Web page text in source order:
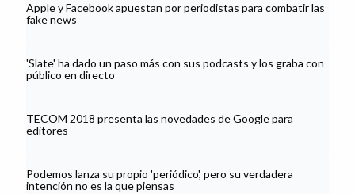
Apple y Facebook apuestan por periodistas para combatir las
fake news
'Slate' ha dado un paso más con sus podcasts y los graba con
público en directo
TECOM 2018 presenta las novedades de Google para
editores
Podemos lanza su propio 'periódico', pero su verdadera
intención no es la que piensas